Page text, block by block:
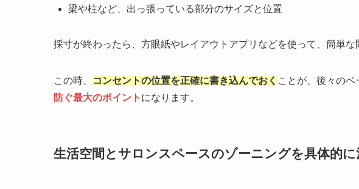
梁や柱など、出っ張っている部分のサイズと位置
採寸が終わったら、方眼紙やレイアウトアプリなどを使って、簡単な
この時、 コンセントの位置を正確に書き込んでおく ことが、後々の
防ぐ最大のポイント になります。
生活空間とサロンスペースのゾーニングを具体的に